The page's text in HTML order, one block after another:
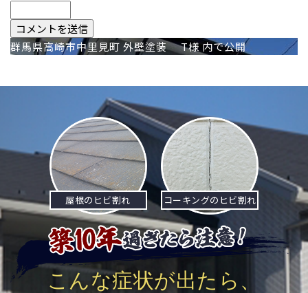
投
ゲ
ー
シ
ョ
ン
群馬県高崎市中里見町 外壁塗装 T様 内で公開
屋根のヒビ割れ コーキングのヒビ割れ
こんな症状が出たら、